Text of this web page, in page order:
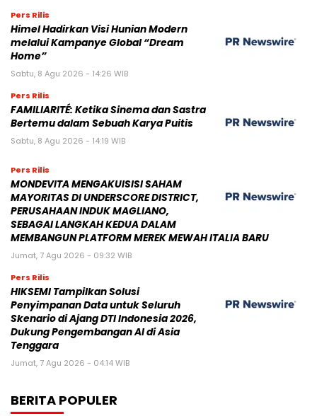
Pers Rilis
Himel Hadirkan Visi Hunian Modern
melalui Kampanye Global “Dream
Home”
Sabtu, 8 Agu 2026 - 14:26 WIB
Pers Rilis
FAMILIARITÉ: Ketika Sinema dan Sastra
Bertemu dalam Sebuah Karya Puitis
Sabtu, 8 Agu 2026 - 14:19 WIB
Pers Rilis
MONDEVITA MENGAKUISISI SAHAM
MAYORITAS DI UNDERSCORE DISTRICT,
PERUSAHAAN INDUK MAGLIANO,
SEBAGAI LANGKAH KEDUA DALAM
MEMBANGUN PLATFORM MEREK MEWAH ITALIA BARU
Jumat, 7 Agu 2026 - 09:32 WIB
Pers Rilis
HIKSEMI Tampilkan Solusi
Penyimpanan Data untuk Seluruh
Skenario di Ajang DTI Indonesia 2026,
Dukung Pengembangan AI di Asia
Tenggara
Jumat, 7 Agu 2026 - 04:14 WIB
BERITA POPULER